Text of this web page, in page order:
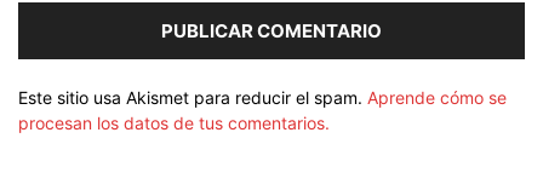
Este sitio usa Akismet para reducir el spam. Aprende cómo se
procesan los datos de tus comentarios.